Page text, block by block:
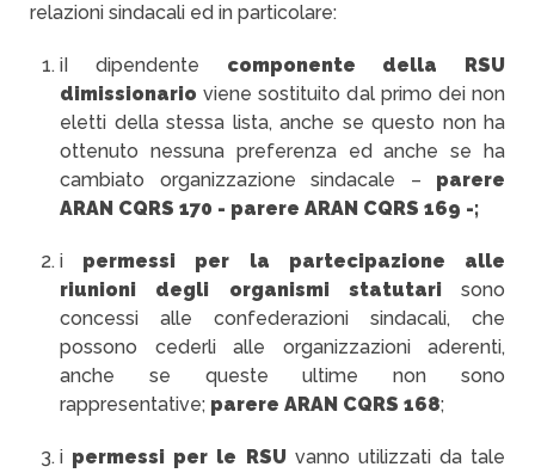
relazioni sindacali ed in particolare:
iI dipendente componente della RSU
dimissionario viene sostituito dal primo dei non
eletti della stessa lista, anche se questo non ha
ottenuto nessuna preferenza ed anche se ha
cambiato organizzazione sindacale – parere
ARAN CQRS 170 - parere ARAN CQRS 169 -;
i permessi per la partecipazione alle
riunioni degli organismi statutarisono
concessi alle confederazioni sindacali, che
possono cederli alle organizzazioni aderenti,
anche se queste ultime non sono
rappresentative; parere ARAN CQRS 168;
i permessi per le RSUvanno utilizzati da tale